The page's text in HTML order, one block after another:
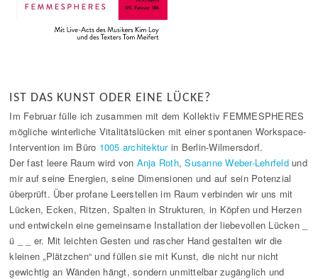
IST DAS KUNST ODER EINE LÜCKE?
Im Februar fülle ich zusammen mit dem Kollektiv FEMMESPHERES
mögliche winterliche Vitalitätslücken mit einer spontanen Workspace-
Intervention im Büro 1005 architekturin Berlin-Wilmersdorf.
Der fast leere Raum wird von Anja Roth,Susanne Weber-Lehrfeldund
mir auf seine Energien, seine Dimensionen und auf sein Potenzial
überprüft. Über profane Leerstellen im Raum verbinden wir uns mit
Lücken, Ecken, Ritzen, Spalten in Strukturen, in Köpfen und Herzen
und entwickeln eine gemeinsame Installation der liebevollen Lücken _
ü _ _ er. Mit leichten Gesten und rascher Hand gestalten wir die
kleinen „Plätzchen“ und füllen sie mit Kunst, die nicht nur nicht
gewichtig an Wänden hängt, sondern unmittelbar zugänglich und